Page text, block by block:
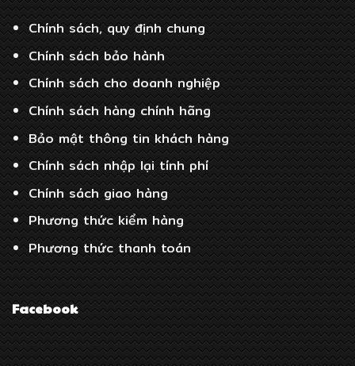
Chính sách, quy định chung
Chính sách bảo hành
Chính sách cho doanh nghiệp
Chính sách hàng chính hãng
Bảo mật thông tin khách hàng
Chính sách nhập lại tính phí
Chính sách giao hàng
Phương thức kiểm hàng
Phương thức thanh toán
Facebook